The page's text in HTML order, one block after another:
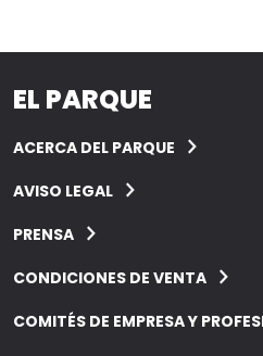
EL PARQUE
ACERCA DEL PARQUE
AVISO LEGAL
PRENSA
CONDICIONES DE VENTA
COMITÉS DE EMPRESA Y